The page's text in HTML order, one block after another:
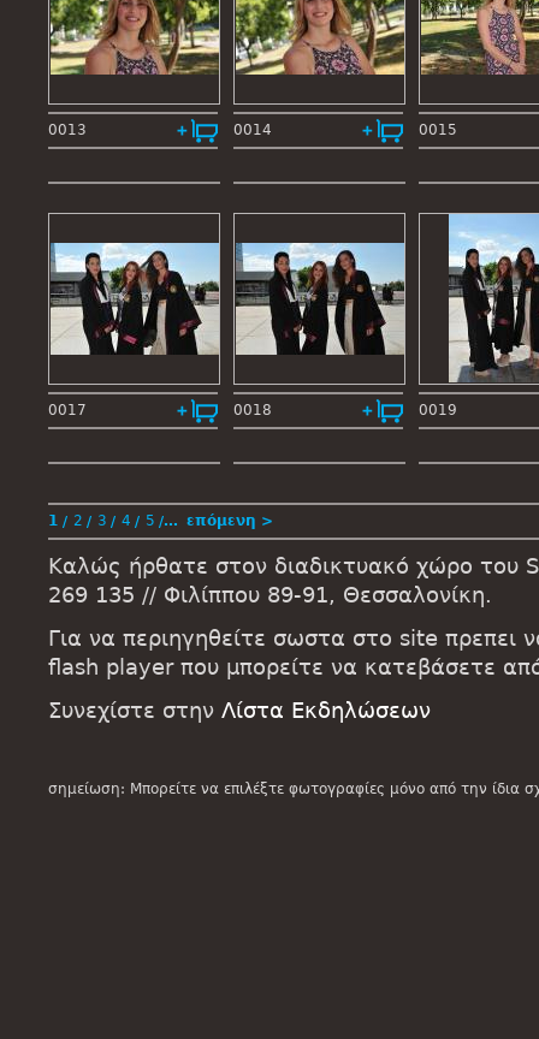
0013 0014 0015
0017 0018 0019
1 2 3 4 5 … επόμενη >
Καλώς ήρθατε στον διαδικτυακό χώρο του
269 135 // Φιλίππου 89-91, Θεσσαλονίκη.
Για να περιηγηθείτε σωστα στο site πρεπει
flash player που μπορείτε να κατεβάσετε
Συνεχίστε στην Λίστα Εκδηλώσεων
σημείωση: Μπορείτε να επιλέξτε φωτογραφίες μόνο από την ίδια